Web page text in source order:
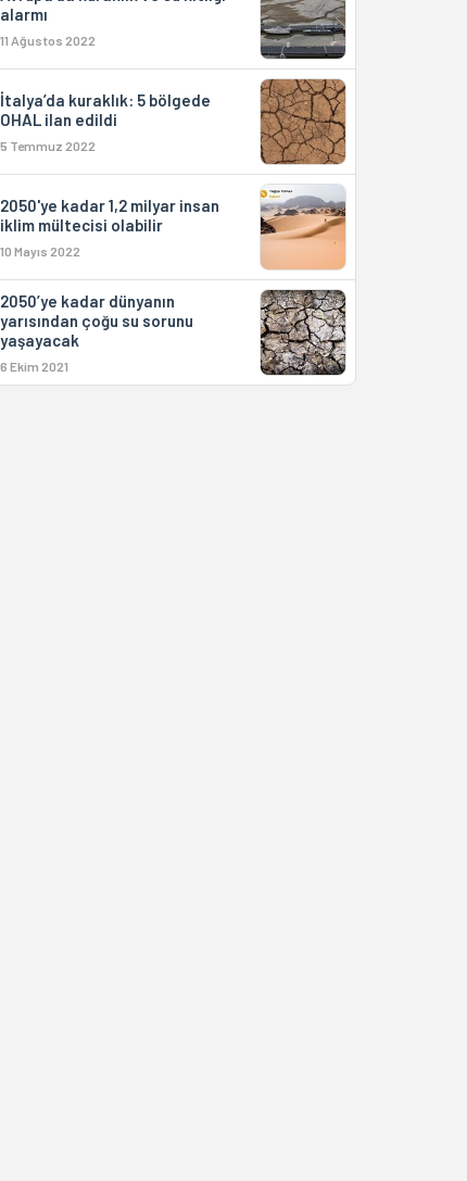
alarmı
11 Ağustos 2022
İtalya’da kuraklık: 5 bölgede
OHAL ilan edildi
5 Temmuz 2022
2050'ye kadar 1,2 milyar insan
iklim mültecisi olabilir
10 Mayıs 2022
2050’ye kadar dünyanın
yarısından çoğu su sorunu
yaşayacak
6 Ekim 2021